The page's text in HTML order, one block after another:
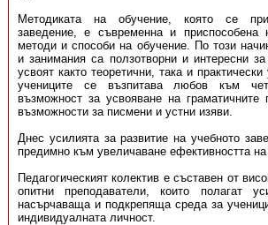
Методиката на обучение, която се
заведение, е съвременна и приспособена
методи и способи на обучение. По този
и занимания са ползотворни и интересни
усвоят както теоретични, така и
учениците се възпитава любов към
възможност за усвояване на граматичните
възможности за писмени и устни изяви.
Днес усилията за развитие на учебното
предимно към увеличаване ефективността
Педагогическият колектив е съставен от
опитни преподаватели, които полагат
насърчаваща и подкрепяща среда за
индивидуалната личност.